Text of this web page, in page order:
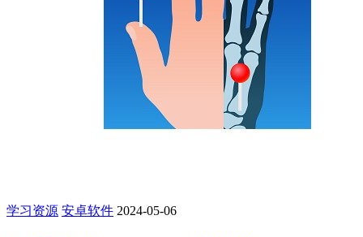
学习资源 安卓软件 2024-05-06